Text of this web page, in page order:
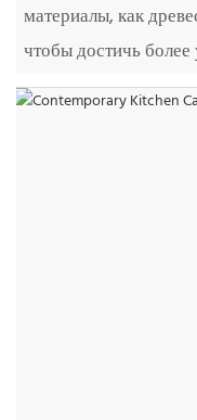
материалы, как
чтобы достичь